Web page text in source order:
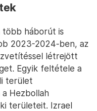
több háborút is
2023-2024-ben, az
létrejött
Egyik feltétele a
terület
Hezbollah
területeit. Izrael